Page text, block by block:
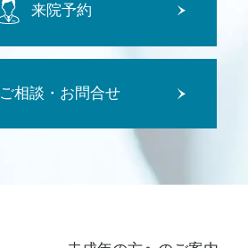
来院予約
ご相談・お問合せ